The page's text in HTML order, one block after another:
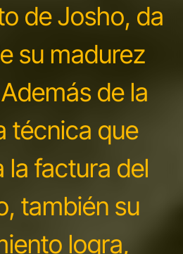
de Josho, da
su madurez
de la
técnica que
la factura del
también su
logra,